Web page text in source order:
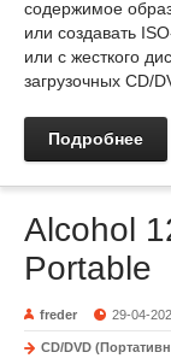
содержимое
или создавать
или с жесткого
загрузочных CD/
Подробнее
Alcohol
Portable
freder 29-04-
CD/DVD